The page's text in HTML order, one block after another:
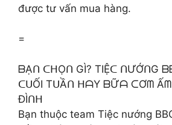
được tư vấn mua hàng.
=
ᗷẠᑎ ᑕᕼỌᑎ GÌ? TIỆᑕ ᑎƯỚᑎG
ᑕᑌỐI TᑌẦᑎ ᕼᗩY ᗷỮᗩ ᑕƠᗰ
ĐÌᑎᕼ
Bạn thuộc team Tiệc nướng